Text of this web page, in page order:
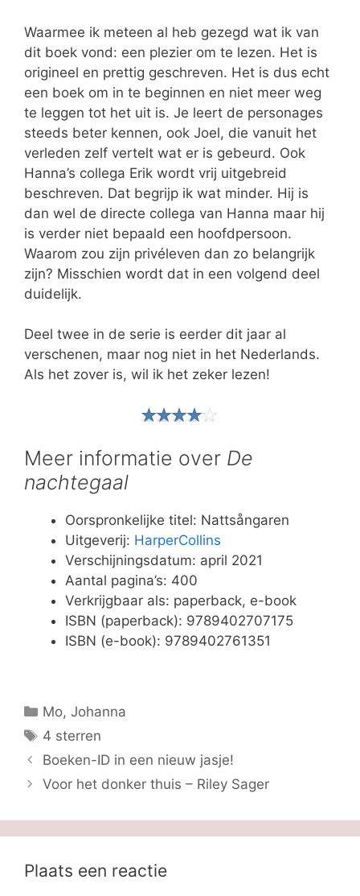
Waarmee ik meteen al heb gezegd wat ik van
dit boek vond: een plezier om te lezen. Het is
origineel en prettig geschreven. Het is dus echt
een boek om in te beginnen en niet meer weg
te leggen tot het uit is. Je leert de personages
steeds beter kennen, ook Joel, die vanuit het
verleden zelf vertelt wat er is gebeurd. Ook
Hanna’s collega Erik wordt vrij uitgebreid
beschreven. Dat begrijp ik wat minder. Hij is
dan wel de directe collega van Hanna maar hij
is verder niet bepaald een hoofdpersoon.
Waarom zou zijn privéleven dan zo belangrijk
zijn? Misschien wordt dat in een volgend deel
duidelijk.
Deel twee in de serie is eerder dit jaar al
verschenen, maar nog niet in het Nederlands.
Als het zover is, wil ik het zeker lezen!
Meer informatie over De
nachtegaal
Oorspronkelijke titel: Nattsångaren
Uitgeverij: HarperCollins
Verschijningsdatum: april 2021
Aantal pagina’s: 400
Verkrijgbaar als: paperback, e-book
ISBN (paperback): 9789402707175
ISBN (e-book): 9789402761351
Categorieën
Mo, Johanna
Tags
4 sterren
Boeken-ID in een nieuw jasje!
Voor het donker thuis – Riley Sager
Plaats een reactie